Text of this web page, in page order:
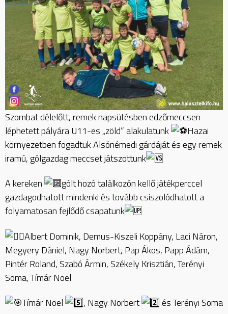
Szombat délelőtt, remek napsütésben edzőmeccsen
léphetett pályára U11-es „zöld” alakulatunk
Hazai
környezetben fogadtuk Alsónémedi gárdáját és egy remek
iramú, gólgazdag meccset játszottunk
A kereken
gólt hozó találkozón kellő játékperccel
gazdagodhatott mindenki és tovább csiszolódhatott a
folyamatosan fejlődő csapatunk
Albert Dominik, Demus-Kiszeli Koppány, Laci Náron,
Megyery Dániel, Nagy Norbert, Pap Ákos, Papp Ádám,
Pintér Roland, Szabó Ármin, Székely Krisztián, Terényi
Soma, Tímár Noel
Tímár Noel
, Nagy Norbert
és Terényi Soma